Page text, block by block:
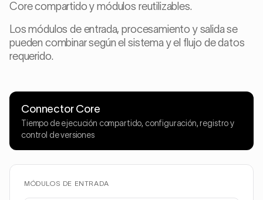
Core compartido y módulos reutilizables.
Los módulos de entrada, procesamiento y salida se
pueden combinar según el sistema y el flujo de datos
requerido.
Connector Core
Tiempo de ejecución compartido, configuración, registro y
control de versiones
MÓDULOS DE ENTRADA